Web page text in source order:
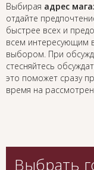
Выбирая адрес
отдайте
быстрее всех и
всем интересующим
выбором. При
стесняйтесь
это поможет сразу
время на
Выбрать